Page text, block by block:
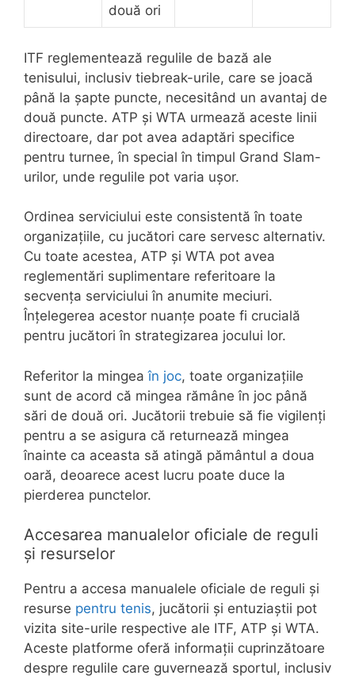
două ori
ITF reglementează regulile de bază ale
tenisului, inclusiv tiebreak-urile, care se joacă
până la șapte puncte, necesitând un avantaj de
două puncte. ATP și WTA urmează aceste linii
directoare, dar pot avea adaptări specifice
pentru turnee, în special în timpul Grand Slam-
urilor, unde regulile pot varia ușor.
Ordinea serviciului este consistentă în toate
organizațiile, cu jucători care servesc alternativ.
Cu toate acestea, ATP și WTA pot avea
reglementări suplimentare referitoare la
secvența serviciului în anumite meciuri.
Înțelegerea acestor nuanțe poate fi crucială
pentru jucători în strategizarea jocului lor.
Referitor la mingeaîn joc, toate organizațiile
sunt de acord că mingea rămâne în joc până
sări de două ori. Jucătorii trebuie să fie vigilenți
pentru a se asigura că returnează mingea
înainte ca aceasta să atingă pământul a doua
oară, deoarece acest lucru poate duce la
pierderea punctelor.
Accesarea manualelor oficiale de reguli
și resurselor
Pentru a accesa manualele oficiale de reguli și
resurse pentru tenis, jucătorii și entuziaștii pot
vizita site-urile respective ale ITF, ATP și WTA.
Aceste platforme oferă informații cuprinzătoare
despre regulile care guvernează sportul, inclusiv